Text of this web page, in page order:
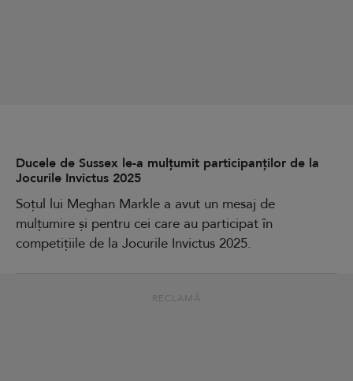
Ducele de Sussex le-a mulțumit participanților de la
Jocurile Invictus 2025
Soțul lui Meghan Markle a avut un mesaj de
mulțumire și pentru cei care au participat în
competițiile de la Jocurile Invictus 2025.
RECLAMĂ